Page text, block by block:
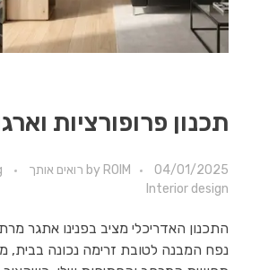
תכנון פרופורציות
04/01/2025
by ROIM רואים אותך
Interior design
התכנון האדריכלי מציב בפנינו אתגר
נפח המבנה לטובת זרימה נכונה בבית,